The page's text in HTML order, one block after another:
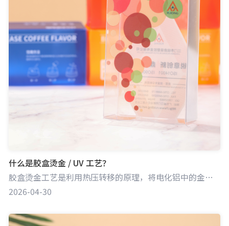
什么是胶盒烫金 / UV 工艺？
胶盒烫金工艺是利用热压转移的原理，将电化铝中的金属箔或颜料箔转移到胶盒表面，呈现出金色、银色等绚丽色彩及金属质感效果，起到装饰与突出品牌信息等作用。UV 工艺则是通过紫外线照射，使 UV 油墨或光油快速固化，在胶盒表面形成高光泽、耐磨、耐刮的涂层，提升胶盒的视觉效果与保护性能。
2026-04-30